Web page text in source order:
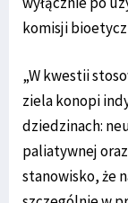
komisji
„W kwestii
ziela konopi
dziedzinach:
paliatywnej
stanowisko, że